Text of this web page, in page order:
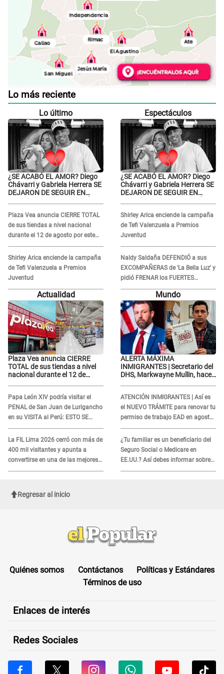
Lo más reciente
Lo último
¿SE ACABÓ EL AMOR? Diego
Chávarri y Gabriela Herrera SE
DEJARON DE SEGUIR EN
Plaza Vea anuncia CIERRE TOTAL
de sus tiendas a nivel nacional
durante el 12 de agosto por este
MOTIVO
Shirley Arica enciende la campaña
de Tefi Valenzuela a Premios
Juventud
Espectáculos
¿SE ACABÓ EL AMOR? Diego
Chávarri y Gabriela Herrera SE
DEJARON DE SEGUIR EN
Shirley Arica enciende la campaña
de Tefi Valenzuela a Premios
Juventud
Naldy Saldaña DEFENDIÓ a sus
EXCOMPAÑERAS de 'La Bella Luz' y
pidió FRENAR los FUERTES
ATAQUES en redes: “Aquí el único
Actualidad
Plaza Vea anuncia CIERRE
TOTAL de sus tiendas a nivel
nacional durante el 12 de
Papa León XIV podría visitar el
PENAL de San Juan de Lurigancho
en su VISITA al Perú: ESTO SE
SABE
La FIL Lima 2026 cerró con más de
400 mil visitantes y apunta a
convertirse en una de las mejores
ferias de Latinoamérica
Mundo
ALERTA MÁXIMA
INMIGRANTES | Secretario del
DHS, Markwayne Mullin, hace
ATENCIÓN INMIGRANTES | Así es
el NUEVO TRÁMITE para renovar tu
permiso de trabajo EAD en agosto
del 2026
¿Tu familiar es un beneficiario del
Seguro Social o Medicare en
EE.UU.? Así debes informar sobre
su muerte para EVITAR COBROS
Regresar al inicio
Quiénes somos Contáctanos
Políticas y Estándares
Términos de uso
Enlaces de interés
Redes Sociales